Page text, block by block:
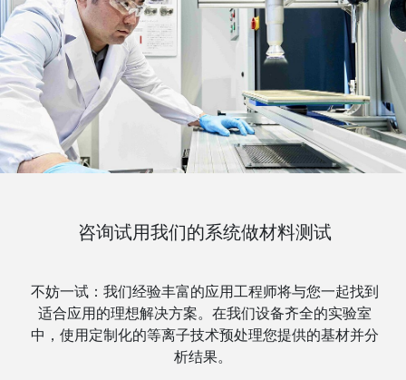
咨询试用我们的系统做材料测试
不妨一试：我们经验丰富的应用工程师将与您一起找到
适合应用的理想解决方案。在我们设备齐全的实验室
中，使用定制化的等离子技术预处理您提供的基材并分
析结果。